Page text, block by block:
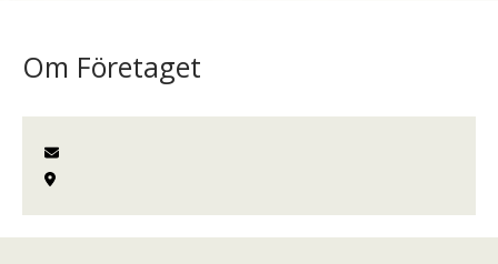
Om Företaget